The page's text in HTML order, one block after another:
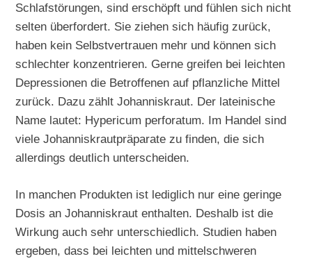
Schlafstörungen, sind erschöpft und fühlen sich nicht
selten überfordert. Sie ziehen sich häufig zurück,
haben kein Selbstvertrauen mehr und können sich
schlechter konzentrieren. Gerne greifen bei leichten
Depressionen die Betroffenen auf pflanzliche Mittel
zurück. Dazu zählt Johanniskraut. Der lateinische
Name lautet: Hypericum perforatum. Im Handel sind
viele Johanniskrautpräparate zu finden, die sich
allerdings deutlich unterscheiden.
In manchen Produkten ist lediglich nur eine geringe
Dosis an Johanniskraut enthalten. Deshalb ist die
Wirkung auch sehr unterschiedlich. Studien haben
ergeben, dass bei leichten und mittelschweren